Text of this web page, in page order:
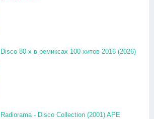
Disco 80-x в ремиксах 100 хитов 2016 (2026)
Radiorama - Disco Collection (2001) APE